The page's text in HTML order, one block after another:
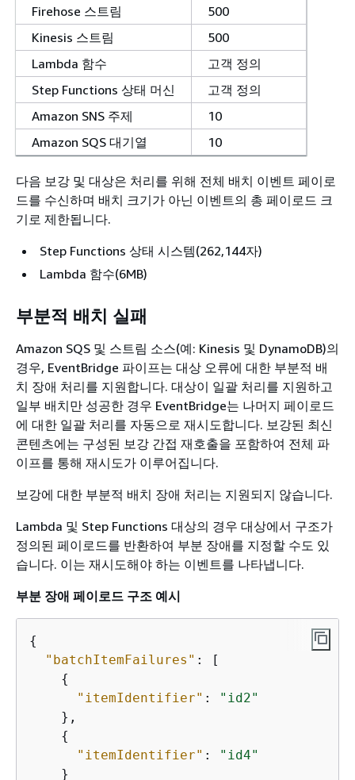
Firehose 스트림
500
Kinesis 스트림
500
Lambda 함수
고객 정의
Step Functions 상태 머신
고객 정의
Amazon SNS 주제
10
Amazon SQS 대기열
10
다음 보강 및 대상은 처리를 위해 전체 배치 이벤트 페이로
드를 수신하며 배치 크기가 아닌 이벤트의 총 페이로드 크
기로 제한됩니다.
Step Functions 상태 시스템(262,144자)
Lambda 함수(6MB)
부분적 배치 실패
Amazon SQS 및 스트림 소스(예: Kinesis 및 DynamoDB)의
경우, EventBridge 파이프는 대상 오류에 대한 부분적 배
치 장애 처리를 지원합니다. 대상이 일괄 처리를 지원하고
일부 배치만 성공한 경우 EventBridge는 나머지 페이로드
에 대한 일괄 처리를 자동으로 재시도합니다. 보강된 최신
콘텐츠에는 구성된 보강 간접 재호출을 포함하여 전체 파
이프를 통해 재시도가 이루어집니다.
보강에 대한 부분적 배치 장애 처리는 지원되지 않습니다.
Lambda 및 Step Functions 대상의 경우 대상에서 구조가
정의된 페이로드를 반환하여 부분 장애를 지정할 수도 있
습니다. 이는 재시도해야 하는 이벤트를 나타냅니다.
부분 장애 페이로드 구조 예시
{
"batchItemFailures" : [
{
"itemIdentifier" :
"id2"
    },
{
"itemIdentifier" :
"id4"
    }